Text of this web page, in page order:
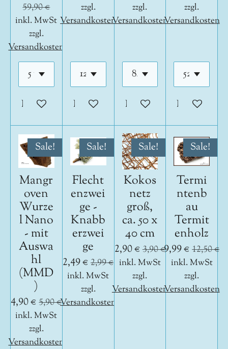
59,90 €
inkl. MwSt
zzgl.
Versandkosten
In den Warenkorb
zzgl.
Versandkosten
In den Warenkorb
zzgl.
Versandkosten
In den Warenkorb
zzgl.
Versandkosten
In den
Sale!
Mangr
oven
Wurze
l Nano
- mit
Auswa
hl
(MMD
)
4,90 € 5,90 €
inkl. MwSt
zzgl.
Versandkosten
Sale!
Flecht
enzwei
ge -
Knabb
erzwei
ge
2,49 € 2,99 €
inkl. MwSt
zzgl.
Versandkosten
Sale!
Kokos
netz
groß,
ca. 50 x
40 cm
2,90 € 3,90 €
inkl. MwSt
zzgl.
Versandkosten
Sale!
Termi
ntenb
au
Termit
enholz
9,99 € 12,50 €
inkl. MwSt
zzgl.
Versandkosten